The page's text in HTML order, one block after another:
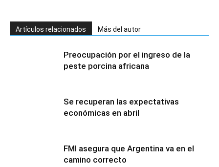
Artículos relacionados Más del autor
Preocupación por el ingreso de la
peste porcina africana
Se recuperan las expectativas
económicas en abril
FMI asegura que Argentina va en el
camino correcto